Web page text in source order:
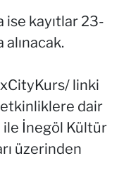
ise kayıtlar 23-
linki
etkinliklere dair
ile İnegöl Kültür
üzerinden